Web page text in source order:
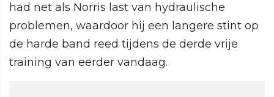
had net als Norris last van hydraulische
problemen, waardoor hij een langere stint op
de harde band reed tijdens de derde vrije
training van eerder vandaag.